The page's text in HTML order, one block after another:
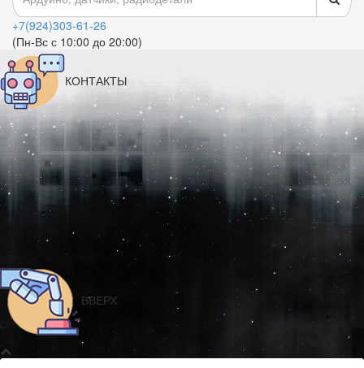
+7(924)303-61-26
(Пн-Вс с 10:00 до 20:00)
КОНТАКТЫ
ВВЕРХ